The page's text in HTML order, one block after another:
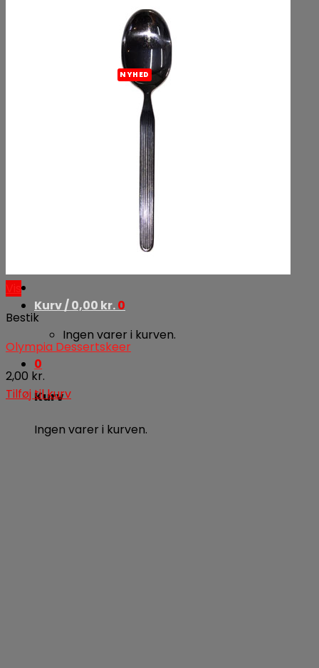
Lys og lydanlæg
Slushice maskine
Leje af køletrailer
Øldepot Horsens
Ølfustager og tilbehør
Nørrebro Bryghus
Bartender til fest
Vores forretninger
Samarbejdspartnere
Kurv /0,00 kr.0
Ingen varer i kurven.
0
Kurv
Ingen varer i kurven.
Bestik
Olympia Dessertskeer
2,00 kr.
Tilføj til kurv